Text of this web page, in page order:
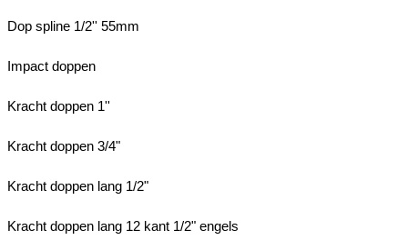
Dop spline 1/2'' 55mm
Impact doppen
Kracht doppen 1''
Kracht doppen 3/4"
Kracht doppen lang 1/2"
Kracht doppen lang 12 kant 1/2" engels